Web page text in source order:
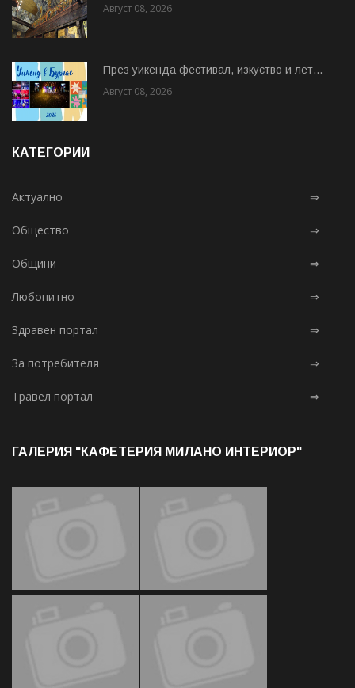
Август 08, 2026
През уикенда фестивал, изкуство и лет...
Август 08, 2026
КАТЕГОРИИ
Актуално ⇒
Общество ⇒
Общини ⇒
Любопитно ⇒
Здравен портал ⇒
За потребителя ⇒
Травел портал ⇒
ГАЛЕРИЯ "КАФЕТЕРИЯ МИЛАНО ИНТЕРИОР"